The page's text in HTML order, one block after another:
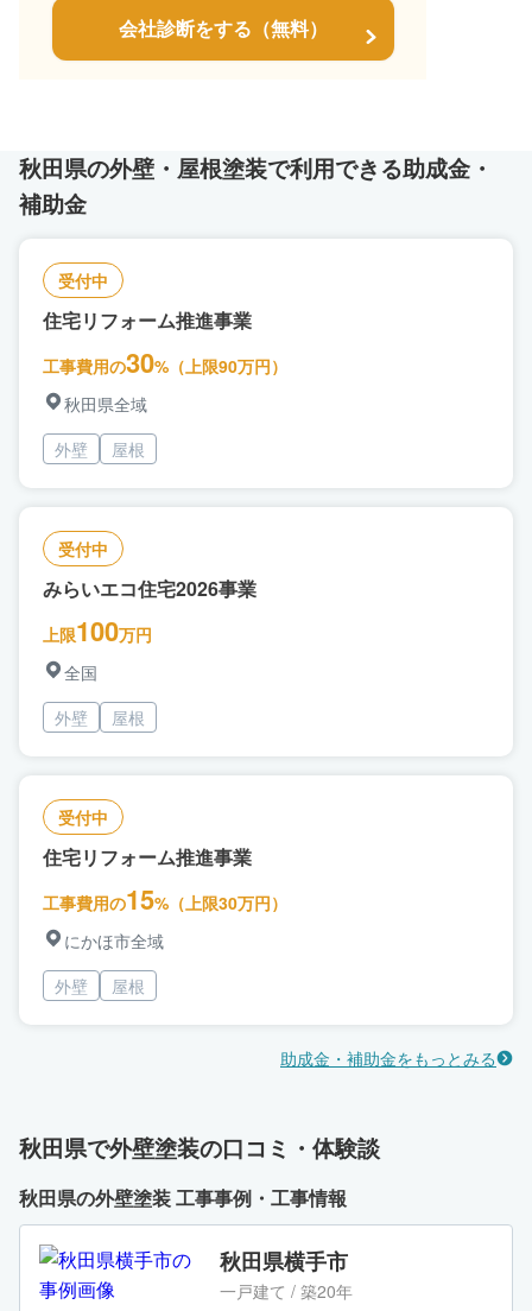
会社診断をする（無料）
秋田県の外壁・屋根塗装で利用できる助成金・
補助金
受付中
住宅リフォーム推進事業
工事費用の30%（上限90万円）
秋田県全域
外壁
屋根
受付中
みらいエコ住宅2026事業
上限100万円
全国
外壁
屋根
受付中
住宅リフォーム推進事業
工事費用の15%（上限30万円）
にかほ市全域
外壁
屋根
助成金・補助金をもっとみる
秋田県で外壁塗装の口コミ・体験談
秋田県の外壁塗装 工事事例・工事情報
秋田県横手市
一戸建て / 築20年